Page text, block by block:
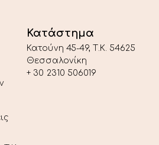
Κατάστημα
Κατούνη 45-49, T.K. 54625
Θεσσαλονίκη
+ 30 2310 506019